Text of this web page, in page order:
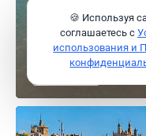
На Майорке
четвёртый
191
🍪 Используя
соглашаетесь с
использования и